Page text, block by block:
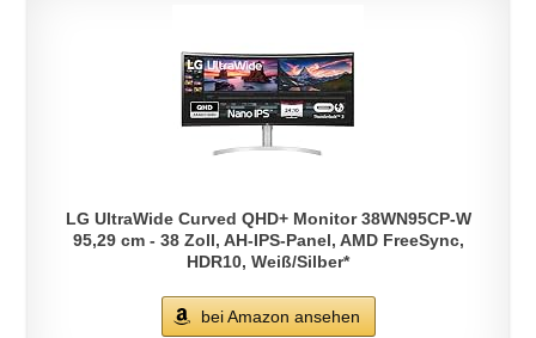
LG UltraWide Curved QHD+ Monitor 38WN95CP-W
95,29 cm - 38 Zoll, AH-IPS-Panel, AMD FreeSync,
HDR10, Weiß/Silber*
bei Amazon ansehen